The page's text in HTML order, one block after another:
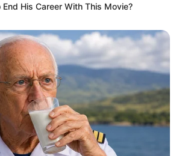
Ateliê
His Career With This Movie?